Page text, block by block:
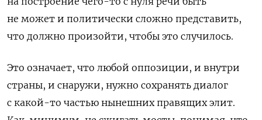
не может и политически сложно представить,
что должно произойти, чтобы это случилось.
Это означает, что любой оппозиции, и внутри
страны, и снаружи, нужно сохранять диалог
с какой-то частью нынешних правящих элит.